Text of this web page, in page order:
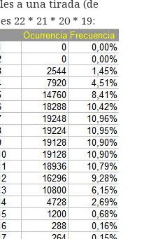
a una tirada (de
22 * 21 * 20 * 19: